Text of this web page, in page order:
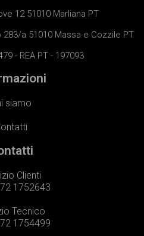
12 51010 Marliana PT
a 51010 Massa e Cozzile PT
- REA PT - 197093
siamo
Clienti
1752643
Tecnico
1754499